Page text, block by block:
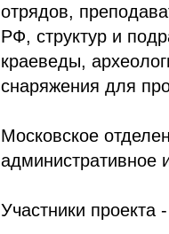
отрядов,
РФ, структур и
краеведы,
снаряжения для
Московское
административное
Участники